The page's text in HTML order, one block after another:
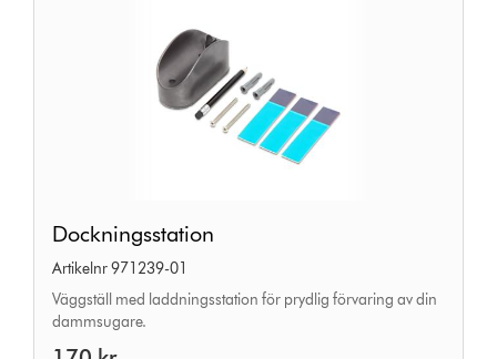
Dockningsstation
Artikelnr 971239-01
Väggställ med laddningsstation för prydlig förvaring av din
dammsugare.